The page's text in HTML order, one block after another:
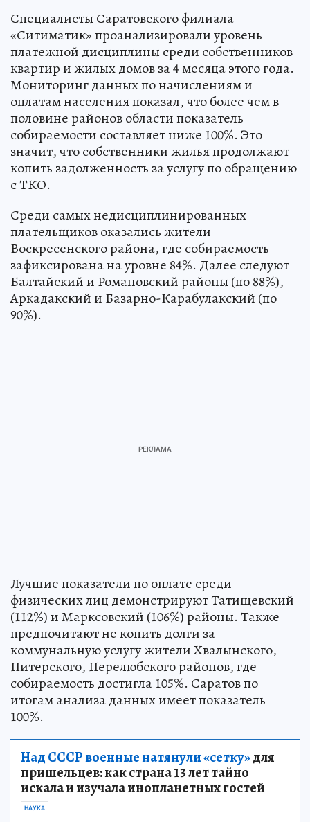
Специалисты Саратовского филиала
«Ситиматик» проанализировали уровень
платежной дисциплины среди собственников
квартир и жилых домов за 4 месяца этого года.
Мониторинг данных по начислениям и
оплатам населения показал, что более чем в
половине районов области показатель
собираемости составляет ниже 100%. Это
значит, что собственники жилья продолжают
копить задолженность за услугу по обращению
с ТКО.
Среди самых недисциплинированных
плательщиков оказались жители
Воскресенского района, где собираемость
зафиксирована на уровне 84%. Далее следуют
Балтайский и Романовский районы (по 88%),
Аркадакский и Базарно-Карабулакский (по
90%).
Лучшие показатели по оплате среди
физических лиц демонстрируют Татищевский
(112%) и Марксовский (106%) районы. Также
предпочитают не копить долги за
коммунальную услугу жители Хвалынского,
Питерского, Перелюбского районов, где
собираемость достигла 105%. Саратов по
итогам анализа данных имеет показатель
100%.
Над СССР военные натянули «сетку»для
пришельцев: как страна 13 лет тайно
искала и изучала инопланетных гостей
НАУКА